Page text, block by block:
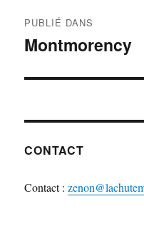
de
PUBLIÉ DANS
Montmorency
CONTACT
Contact :